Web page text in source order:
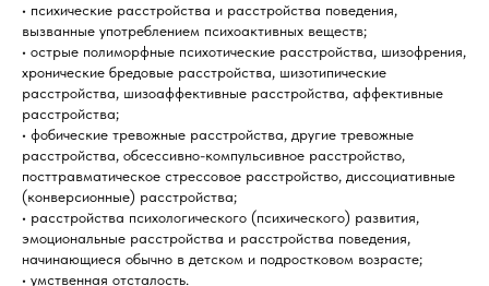
• психические расстройства и расстройства поведения,
вызванные употреблением психоактивных веществ;
• острые полиморфные психотические расстройства, шизофрения,
хронические бредовые расстройства, шизотипические
расстройства, шизоаффективные расстройства, аффективные
расстройства;
• фобические тревожные расстройства, другие тревожные
расстройства, обсессивно-компульсивное расстройство,
посттравматическое стрессовое расстройство, диссоциативные
(конверсионные) расстройства;
• расстройства психологического (психического) развития,
эмоциональные расстройства и расстройства поведения,
начинающиеся обычно в детском и подростковом возрасте;
• умственная отсталость.